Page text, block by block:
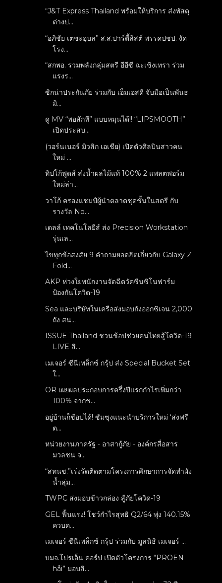
“J&T Express Thailand พร้อมให้บริการ ส่งพัสดุ
ต่างป...
“อภิชัย เตชะอุบล” ส.ส.ปาร์ตี้ลิสต์ พรรคปชป. งัด
โรง...
“สกพอ. รวมพลังกลุ่มสตรี อีอีซี ฉะเชิงเทรา ร่วม
แรงร...
ซิกน่าประกันภัย ร่วมกับ เอ็มเอสดี จับมือเป็นพันธ
มิ...
ดู MV “พอสักที” แบบหมุนได้!! “LIPSMOOTH”
เปิดประสบ...
(วอร์นเนอร์ มิวสิก เอเชีย) เปิดตัวศิลปินสาวคน
ใหม่ ...
ทิปโก้ฟูดส์ ส่งน้ำผลไม้แท้ 100% 2 แพลตฟอร์ม
ใหม่ล่า...
วาโก้ ครองแชมป์ผู้นำตลาดชุดชั้นในสตรี กับ
รางวัล No...
เดลล์ เทคโนโลยีส์ ส่ง Precision Workstation
รุ่นเล...
ไขทุกข้อสงสัย 9 คำถามยอดฮิตเกี่ยวกับ Galaxy Z
Fold...
AKP ห่วงใยพนักงานจัดฉีดวัคซีนซิโนฟาร์ม
ป้องกันโควิด-19
Sea และบริษัทในเครือส่งมอบถังออกซิเจน 2,000
ถัง สน...
ISSUE Thailand ชวนช้อปช่วยคนไทยสู้โควิด-19
LIVE สิ...
เมเจอร์ ซีนีเพล็กซ์ กรุ้ป ส่ง Special Bucket Set
ใ...
OR เผยผลประกอบการครึ่งปีแรกกำไรเพิ่มกว่า
100% จากช...
อยู่บ้านก็ช้อปได้! ซัมซุงแนะนำบริการใหม่ ‘ส่งฟรี
ต...
หน่วยงานภาครัฐ - อาสากู้ภัย - องค์กรสื่อสาร
มวลชน จ...
“สทนช.”เร่งรัดติดตามโครงการศึกษาการจัดทำผัง
น้ำลุ่ม...
TWPC ส่งมอบข้าวกล่อง สู้ภัยโควิด-19
GEL ฟื้นแรง! โชว์กำไรสุทธิ Q2/64 พุ่ง 140.15%
ควบค...
เมเจอร์ ซีนีเพล็กซ์ กรุ้ป ร่วมกับ มูลนิธิ เมเจอร์ ...
บมจ.โปรเอ็น คอร์ป เปิดตัวโครงการ “PROEN
håi” มอบสิ...